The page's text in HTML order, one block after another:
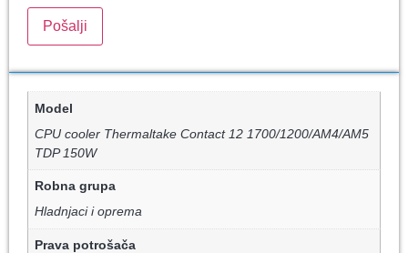
Model
CPU cooler Thermaltake Contact 12 1700/1200/AM4/AM5
TDP 150W
Robna grupa
Hladnjaci i oprema
Prava potrošača